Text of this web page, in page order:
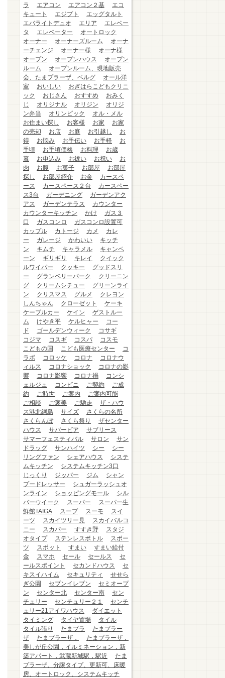
ラ
エアコン エアコン２基
エコ
キュート
エジプト
エッグタルト
エバライトデュオ
エリア
エレベー
タ
エレベーター
オートロック
オーナー
オーナーズルーム
オーナ
ーチェンジ
オーナー様
オーナ様
オープン
オープンハウス
オープン
ルーム
オープンルーム、現地販売
会、たまプラーザ、ベルグ
オール洋
室
おいしい
おぎはらこどもクリニ
ック
おじさん おすすめ
おみく
じ
オリジナル オリジン
オリジ
ン弁当
オリンピック
オル・メル
お住まい探し
お客様 お家
お家
の売却
お店 お庭 お引越し
お
得
お悩み お手伝い お手軽
お
手頃
お手頃価格 お料理
お歳
暮
お申込み お祓い お祝い
お
肉
お腹 お菓子 お部屋
お部屋
探し
お部屋紹介 お金
カースペ
ース
カースペース２台
カースペー
ス3台
ガーデニング
ガーデンアク
アス
ガーデンテラス
カウンター
カウンターキッチン
かけ
ガス３
口
ガスコンロ
ガスコンロ設置可
カップル
カトージ カメ
カレ
ー
ガレージ かわいい
キッチ
ン
キムチ キャラメル
キャンペ
ーン
ギリギリ キレイ
クイック
ルワイパー
クッキー
グッドスリ
ー
グランベリーパーク
クリーニン
グ
クリームシチュー
グリーンライ
ン
クリスマス グルメ
クレヨン
しんちゃん
クローゼット
ケーキ
ケーブルカー
ケイン
ゲストルー
ム
けやき平 ケルヒャー
コー
ド
ゴールデンウィーク
コサギ
コジマ
コスギ コスパ
コスモ
こどもの国
こども医療センター
コ
ラボ
コロッケ コロナ
コロナウ
ィルス
コロナショック
コロナの影
響
コロナ影響 コロナ禍
コンシ
ェルジュ
コンビニ ご契約
ご成
約
ご時世 ご案内
ご案内可能
ご相談
ご褒美 ご馳走
ザ・ハウ
ス港北綱島
サイズ
さくらの名所
さくらんぼ
さくら祭り
ザセンター
ハウス
サバービア
サブリース
サマーフェスティバル
サロン
サン
ドラッグ
サンハイツ シー
シー
リングファン
シェアハウス
システ
ムキッチン
システムキッチン3口
じっくり
ジッパー ジム
シャン
プードレッサー
シュガーラッシュオ
ンライン
ショッピングモール
シル
バーウイーク
スーパー
スーパー生
鮮館TAIGA
スープ スーモ
スイ
ーツ
スカイツリー見
スカイバルコ
ニー
スカパー すすき野
スタジ
オタイプ
ステンレスボトル
スポー
ツ
スポット すまい
すまい給付
金
スマホ セール セールス
セ
ールスポイント
セカンドハウス
セ
キスイハイム
セキュリティ
せせら
ぎ公園
セブンイレブン
セミオープ
ン
センター北 センター南
セン
チュリー
センチュリー２１
センチ
ュリー21アイワハウス
ダイエット
タイミング
タイヤ置場
タイル
タイル張り
たまプラ
たまプラー
ザ
たまプラーザ，
たまプラーザ，
美しが丘公園，イルミネーション，新
築アパート，武蔵新城駅，駅近
たま
プラーザ、分譲タイプ、更新可、床暖
房、オートロック、システムキッチ